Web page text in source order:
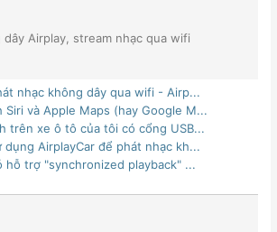
Airplay, stream nhạc qua wifi
nhạc không dây qua wifi - Airp...
Siri và Apple Maps (hay Google M...
trên xe ô tô của tôi có cổng USB...
dụng AirplayCar để phát nhạc kh...
hỗ trợ "synchronized playback" ...